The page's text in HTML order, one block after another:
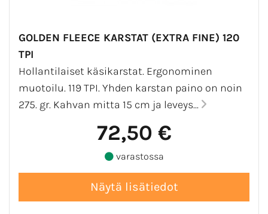
GOLDEN FLEECE KARSTAT (EXTRA FINE) 120
TPI
Hollantilaiset käsikarstat. Ergonominen
muotoilu. 119 TPI. Yhden karstan paino on noin
275. gr. Kahvan mitta 15 cm ja leveys...
72,50 €
varastossa